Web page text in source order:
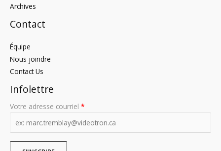
Archives
Contact
Équipe
Nous joindre
Contact Us
Infolettre
Votre adresse courriel *